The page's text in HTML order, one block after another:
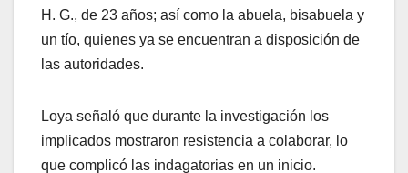
H. G., de 23 años; así como la abuela, bisabuela y
un tío, quienes ya se encuentran a disposición de
las autoridades.
Loya señaló que durante la investigación los
implicados mostraron resistencia a colaborar, lo
que complicó las indagatorias en un inicio.